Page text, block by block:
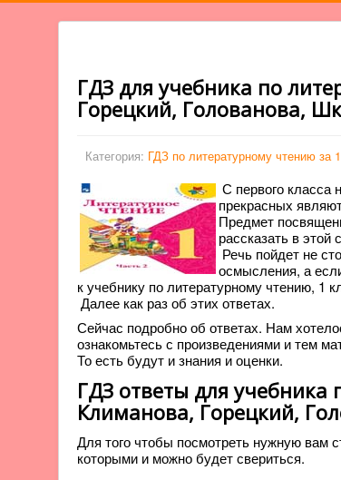
ГДЗ для учебника по
Горецкий, Голованова,
Категория: ГДЗ по литературному чтению за
С первого класса
прекрасных
Предмет
рассказать в этой
Речь пойдет не
осмысления, а
к учебнику по литературному чтению, 1
Далее как раз об этих ответах.
Сейчас подробно об ответах. Нам
ознакомьтесь с произведениями и тем
То есть будут и знания и оценки.
ГДЗ ответы для учебника
Климанова, Горецкий,
Для того чтобы посмотреть нужную вам
которыми и можно будет свериться.